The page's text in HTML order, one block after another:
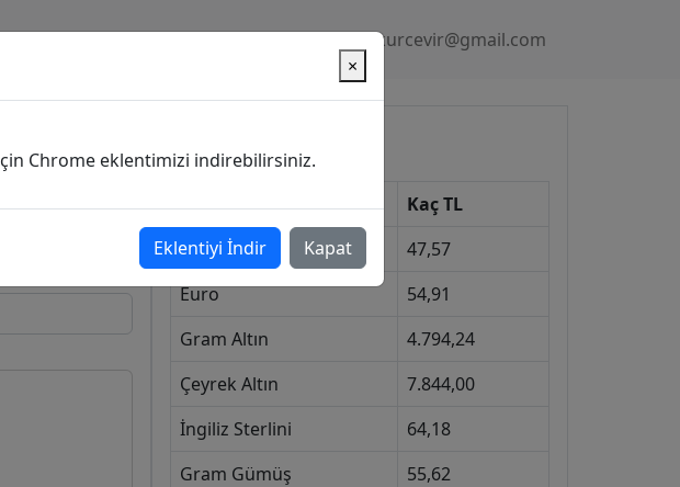
Gizlilik Politikası kurcevir@gmail.com
Kur
Kaç TL
Dolar
47,57
Euro
54,91
Gram Altın
4.794,24
Çeyrek Altın
7.844,00
İngiliz Sterlini
64,18
Gram Gümüş
55,62
×
Chrome eklentimizi indirebilirsiniz.
Eklentiyi İndir Kapat